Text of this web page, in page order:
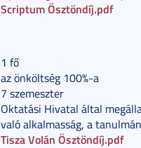
Scriptum Ösztöndíj.pdf
1 fő
az önköltség 100%-a
7 szemeszter
Oktatási Hivatal által
való alkalmasság, a
Tisza Volán Ösztöndíj.pdf